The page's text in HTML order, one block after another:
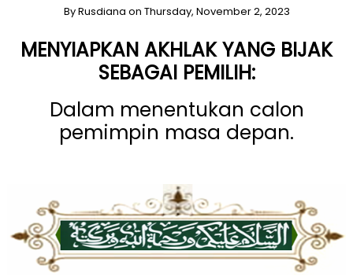
ByRusdiana on Thursday, November 2, 2023
MENYIAPKAN AKHLAK YANG BIJAK
SEBAGAI PEMILIH:
Dalam menentukan calon
pemimpin masa depan.